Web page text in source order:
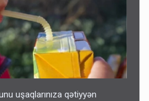
uşaqlarınıza qətiyyən